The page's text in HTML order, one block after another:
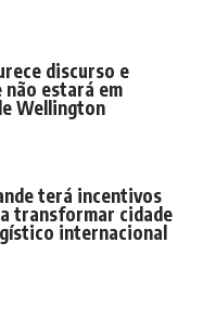
discurso e
não estará em
Wellington
terá incentivos
transformar cidade
internacional